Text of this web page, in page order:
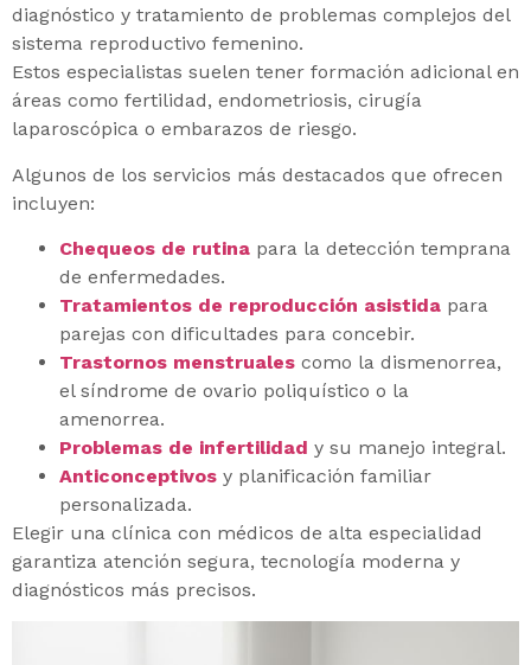
diagnóstico y tratamiento de problemas complejos del
sistema reproductivo femenino.
Estos especialistas suelen tener formación adicional en
áreas como fertilidad, endometriosis, cirugía
laparoscópica o embarazos de riesgo.
Algunos de los servicios más destacados que ofrecen
incluyen:
Chequeos de rutina para la detección temprana
de enfermedades.
Tratamientos de reproducción asistida para
parejas con dificultades para concebir.
Trastornos menstruales como la dismenorrea,
el síndrome de ovario poliquístico o la
amenorrea.
Problemas de infertilidad y su manejo integral.
Anticonceptivos y planificación familiar
personalizada.
Elegir una clínica con médicos de alta especialidad
garantiza atención segura, tecnología moderna y
diagnósticos más precisos.